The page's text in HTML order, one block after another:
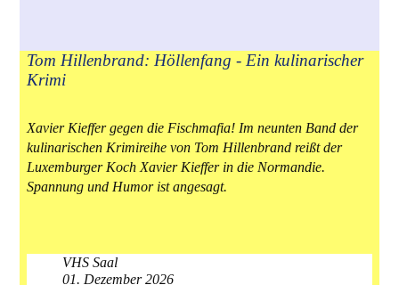
Tom Hillenbrand: Höllenfang - Ein kulinarischer
Krimi
Xavier Kieffer gegen die Fischmafia! Im neunten Band der
kulinarischen Krimireihe von Tom Hillenbrand reißt der
Luxemburger Koch Xavier Kieffer in die Normandie.
Spannung und Humor ist angesagt.
VHS Saal
01. Dezember 2026